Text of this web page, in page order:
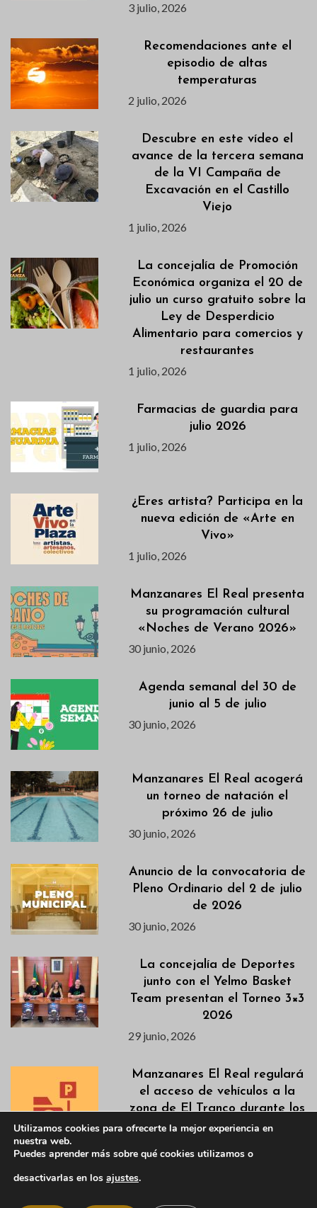
3 julio, 2026
Recomendaciones ante el
episodio de altas
temperaturas
2 julio, 2026
Descubre en este vídeo el
avance de la tercera semana
de la VI Campaña de
Excavación en el Castillo
Viejo
1 julio, 2026
La concejalía de Promoción
Económica organiza el 20 de
julio un curso gratuito sobre la
Ley de Desperdicio
Alimentario para comercios y
restaurantes
1 julio, 2026
Farmacias de guardia para
julio 2026
1 julio, 2026
¿Eres artista? Participa en la
nueva edición de «Arte en
Vivo»
1 julio, 2026
Manzanares El Real presenta
su programación cultural
«Noches de Verano 2026»
30 junio, 2026
Agenda semanal del 30 de
junio al 5 de julio
30 junio, 2026
Manzanares El Real acogerá
un torneo de natación el
próximo 26 de julio
30 junio, 2026
Anuncio de la convocatoria de
Pleno Ordinario del 2 de julio
de 2026
30 junio, 2026
La concejalía de Deportes
junto con el Yelmo Basket
Team presentan el Torneo 3×3
2026
29 junio, 2026
Manzanares El Real regulará
el acceso de vehículos a la
zona de El Tranco durante los
fines de semana de julio y
26 junio, 2026
Utilizamos cookies para ofrecerte la mejor experiencia en
nuestra web.
Puedes aprender más sobre qué cookies utilizamos o
desactivarlas en los ajustes.